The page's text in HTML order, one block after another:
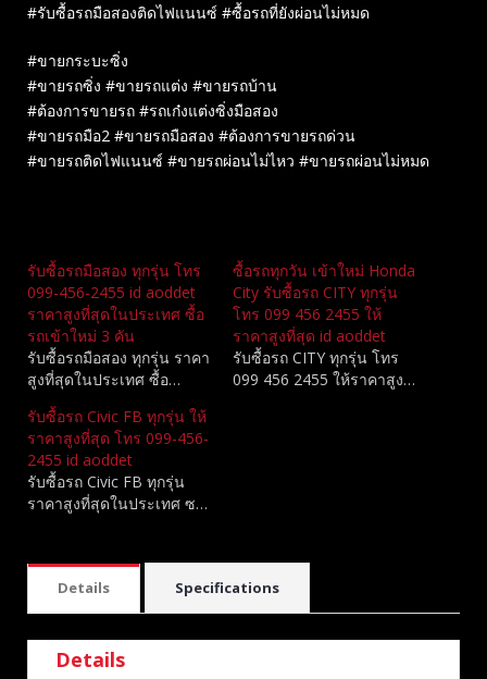
#รับซื้อรถมือสองติดไฟแนนซ์ #ซื้อรถที่ยังผ่อนไม่หมด
#ขายกระบะซิ่ง
#ขายรถซิ่ง #ขายรถแต่ง #ขายรถบ้าน
#ต้องการขายรถ #รถเก๋งแต่งซิ่งมือสอง
#ขายรถมือ2 #ขายรถมือสอง #ต้องการขายรถด่วน
#ขายรถติดไฟแนนซ์ #ขายรถผ่อนไม่ไหว #ขายรถผ่อนไม่หมด
รับซื้อรถมือสอง ทุกรุ่น โทร
099-456-2455 id aoddet
ราคาสูงที่สุดในประเทศ ซื้อ
รถเข้าใหม่ 3 คัน
รับซื้อรถมือสอง ทุกรุ่น ราคา
สูงที่สุดในประเทศ ซื้อ…
ซื้อรถทุกวัน เข้าใหม่ Honda
City รับซื้อรถ CITY ทุกรุ่น
โทร 099 456 2455 ให้
ราคาสูงที่สุด id aoddet
รับซื้อรถ CITY ทุกรุ่น โทร
099 456 2455 ให้ราคาสูง…
รับซื้อรถ Civic FB ทุกรุ่น ให้
ราคาสูงที่สุด โทร 099-456-
2455 id aoddet
รับซื้อรถ Civic FB ทุกรุ่น
ราคาสูงที่สุดในประเทศ ซ…
Details Specifications
Details